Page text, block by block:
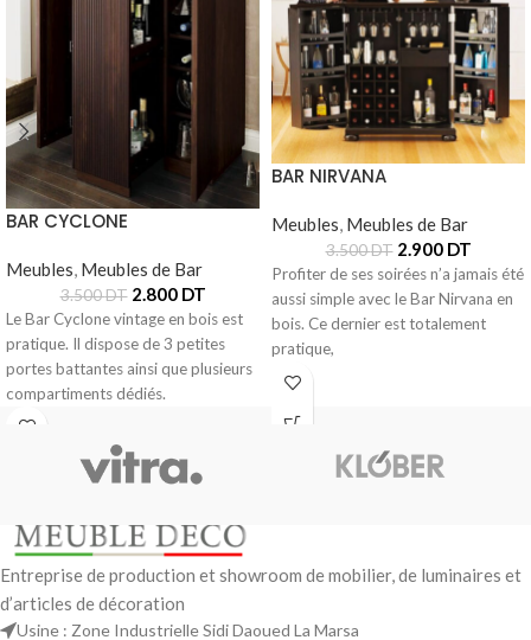
BAR CYCLONE
Meubles, Meubles de Bar
3.500DT 2.800 DT
Le Bar Cyclone vintage en bois est
pratique. Il dispose de 3 petites
portes battantes ainsi que plusieurs
compartiments dédiés.
BAR NIRVANA
Meubles, Meubles de Bar
3.500DT 2.900 DT
Profiter de ses soirées n’a jamais été
aussi simple avec le Bar Nirvana en
bois. Ce dernier est totalement
pratique,
Entreprise de production et showroom de mobilier, de luminaires et
d’articles de décoration
Usine : Zone Industrielle Sidi Daoued La Marsa